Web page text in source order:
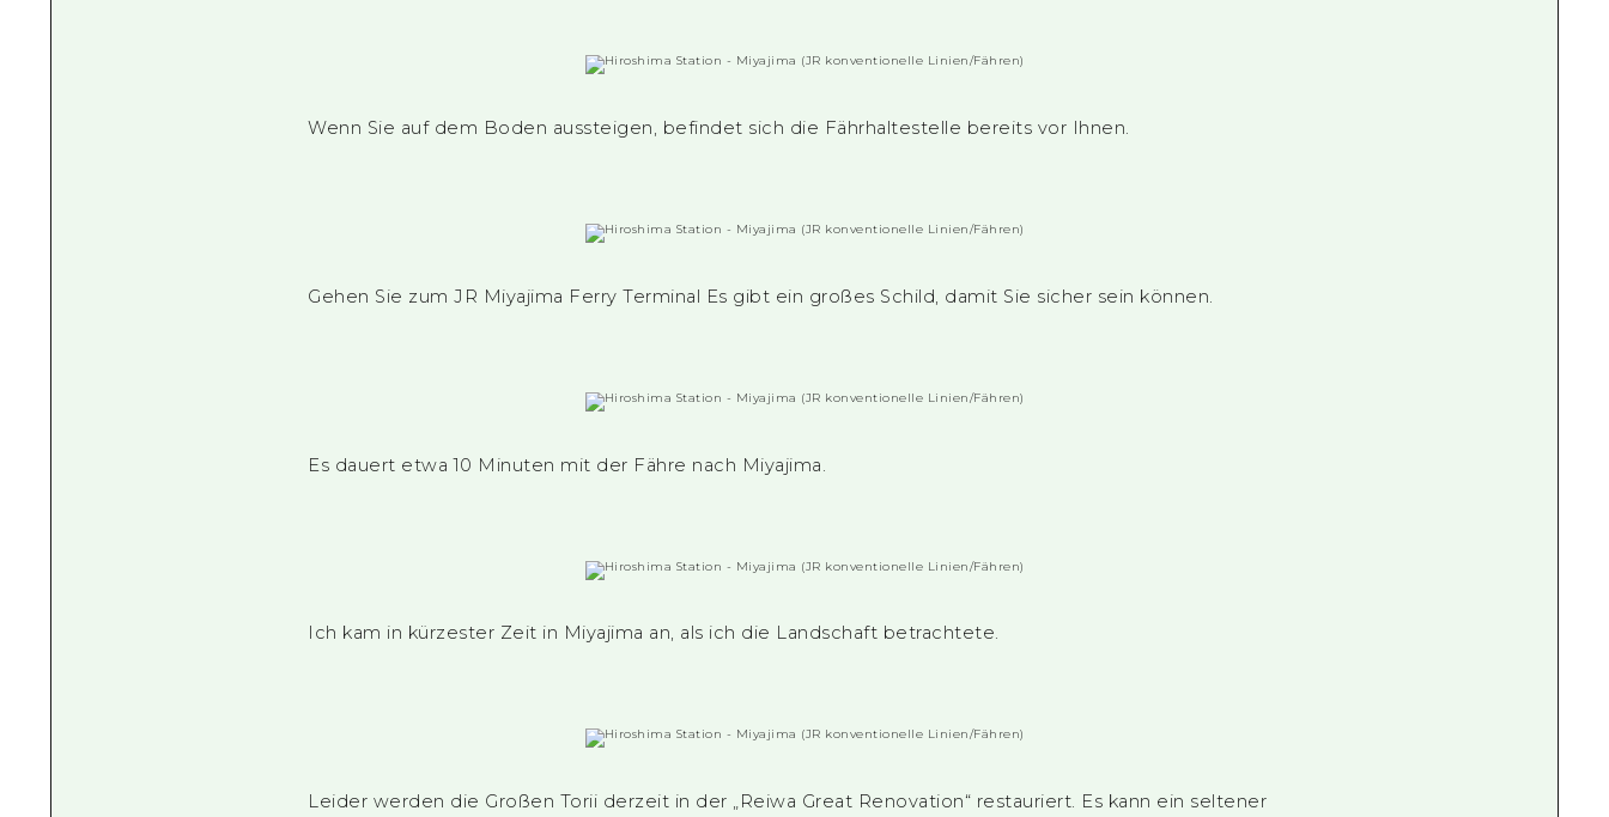
Wenn Sie auf dem Boden aussteigen, befindet sich die Fährhaltestelle bereits vor Ihnen.
Gehen Sie zum JR Miyajima Ferry Terminal Es gibt ein großes Schild, damit Sie sicher sein können.
Es dauert etwa 10 Minuten mit der Fähre nach Miyajima.
Ich kam in kürzester Zeit in Miyajima an, als ich die Landschaft betrachtete.
Leider werden die Großen Torii derzeit in der „Reiwa Great Renovation“ restauriert. Es kann ein seltener